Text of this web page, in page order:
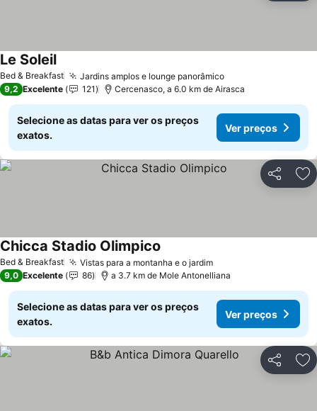
Bed & Breakfast Jardins amplos e lounge panorâmicoVer preços
Le SoleilVer preços
9,2 Excelente 121 Cercenasco, a 6.0 km de Airasca
Selecione as datas para ver os preços
exatos.
Ver preços
Partilhar
Bed & Breakfast Vistas para a montanha e o jardimVer preços
Chicca Stadio Olimpico
9,0 Excelente 86 a 3.7 km de Mole Antonelliana
Selecione as datas para ver os preços
exatos.
Ver preços
Partilhar